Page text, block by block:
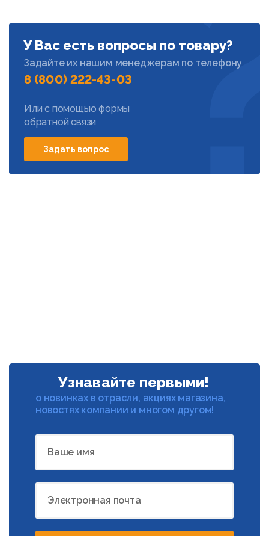
У Вас есть вопросы по товару?
Задайте их нашим менеджерам по телефону
8 (800) 222-43-03
Или с помощью формы
обратной связи
Задать вопрос
Узнавайте первыми!
о новинках в отрасли, акциях магазина,
новостях компании и многом другом!
Ваше имя
Электронная почта